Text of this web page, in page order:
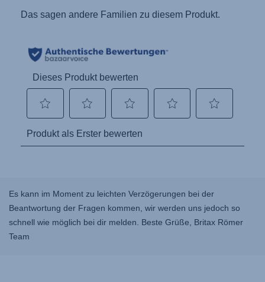
Es kann im Moment zu leichten Verzögerungen bei der
Beantwortung der Fragen kommen, wir werden uns jedoch so
schnell wie möglich bei dir melden. Beste Grüße, Britax Römer
Team